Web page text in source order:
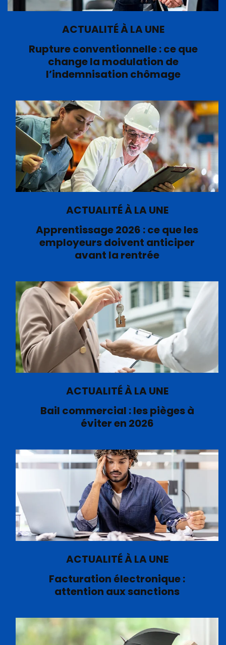
ACTUALITÉ À LA UNE
Rupture conventionnelle : ce que
change la modulation de
l’indemnisation chômage
ACTUALITÉ À LA UNE
Apprentissage 2026 : ce que les
employeurs doivent anticiper
avant la rentrée
ACTUALITÉ À LA UNE
Bail commercial : les pièges à
éviter en 2026
ACTUALITÉ À LA UNE
Facturation électronique :
attention aux sanctions